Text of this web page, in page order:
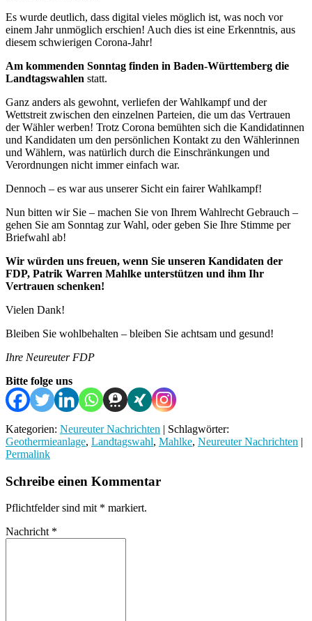
Es wurde deutlich, dass digital vieles möglich ist, was noch vor
einem Jahr unmöglich erschien! Auch dies ist eine Erkenntnis, aus
diesem schwierigen Corona-Jahr!
Am kommenden Sonntag finden in Baden-Württemberg die
Landtagswahlen statt.
Ganz anders als gewohnt, verliefen der Wahlkampf und der
Wettstreit zwischen den einzelnen Parteien, die um das Vertrauen
der Wähler werben! Trotz Corona bemühten sich die Kandidatinnen
und Kandidaten um den persönlichen Kontakt zu den Wählerinnen
und Wählern, was natürlich durch die Einschränkungen und
Verordnungen nicht immer einfach war.
Dennoch – es war aus unserer Sicht ein fairer Wahlkampf!
Nun bitten wir Sie – machen Sie von Ihrem Wahlrecht Gebrauch –
gehen Sie am Sonntag zur Wahl, oder geben Sie Ihre Stimme per
Briefwahl ab!
Wir würden uns freuen, wenn Sie unseren Kandidaten der
FDP, Patrik Warren Mahlke unterstützen und ihm Ihr
Vertrauen schenken!
Vielen Dank!
Bleiben Sie wohlbehalten – bleiben Sie achtsam und gesund!
Ihre Neureuter FDP
Bitte folge uns
Kategorien: Neureuter Nachrichten | Schlagwörter:
Geothermieanlage, Landtagswahl, Mahlke, Neureuter Nachrichten |
Permalink
Schreibe einen Kommentar
Pflichtfelder sind mit * markiert.
Nachricht *